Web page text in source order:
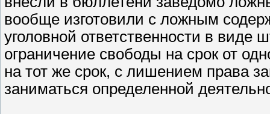
вообще изготовили с ложным
уголовной ответственности в
ограничение свободы на срок от
на тот же срок, с лишением права
заниматься определенной